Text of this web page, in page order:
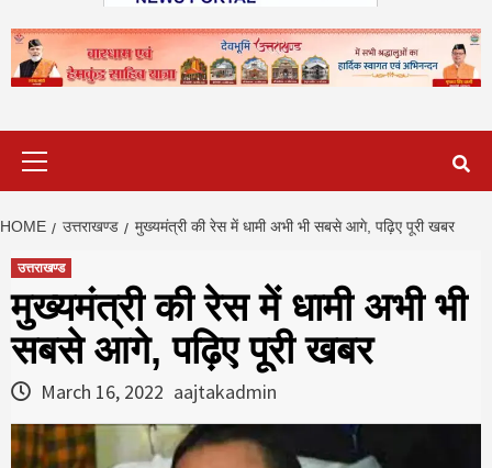
HOME उत्तराखण्ड मुख्यमंत्री की रेस में धामी अभी भी सबसे आगे, पढ़िए पूरी खबर
उत्तराखण्ड
मुख्यमंत्री की रेस में धामी अभी भी
सबसे आगे, पढ़िए पूरी खबर
March 16, 2022 aajtakadmin